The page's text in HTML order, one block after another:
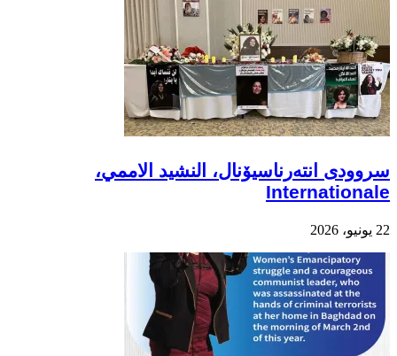
سروودی انتەرناسیۆنال، النشيد الاممي،
Internationale
22 يونيو، 2026